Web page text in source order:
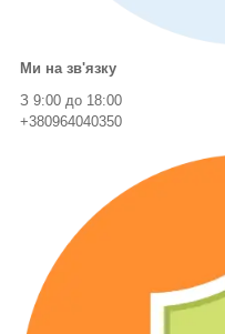
Ми на зв'язку
З 9:00 до 18:00
+380964040350